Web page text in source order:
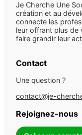
Je Cherche Une
création et au
connecte les
leur offrant plus de
faire grandir leur
Contact
Une question ?
contact@je-
Rejoignez-nous